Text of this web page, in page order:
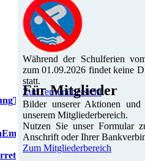
TrainingszeitenÜbersicht
Empfehlungen
Probeschwimmen
Während der Schulferien
zum 01.09.2026 findet keine
statt.
Zur Terminübersicht
Für Mitglieder
Bilder unserer Aktionen
unserem Mitglieder­bereich.
Nutzen Sie unser Formular
Anschrift oder Ihrer
Zum Mitgliederbereich